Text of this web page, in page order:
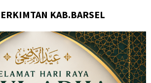
KAB.BARSEL